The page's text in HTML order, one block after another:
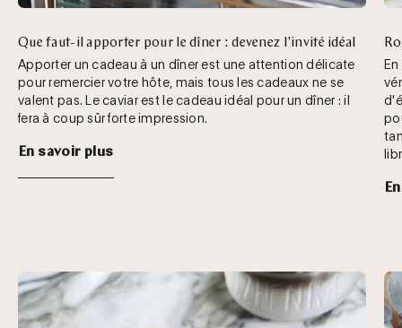
Que faut-il apporter pour le dîner : devenez l'invité idéal
Apporter un cadeau à un dîner est une attention délicate
pour remercier votre hôte, mais tous les cadeaux ne se
valent pas. Le caviar est le cadeau idéal pour un dîner : il
fera à coup sûr forte impression.
En savoir plus